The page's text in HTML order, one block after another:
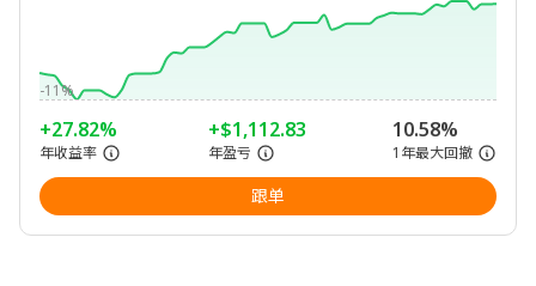
-11%
+27.82%
年收益率
+$1,112.83
年盈亏
10.58%
1年最大回撤
跟单